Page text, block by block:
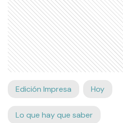
Edición Impresa Hoy
Lo que hay que saber